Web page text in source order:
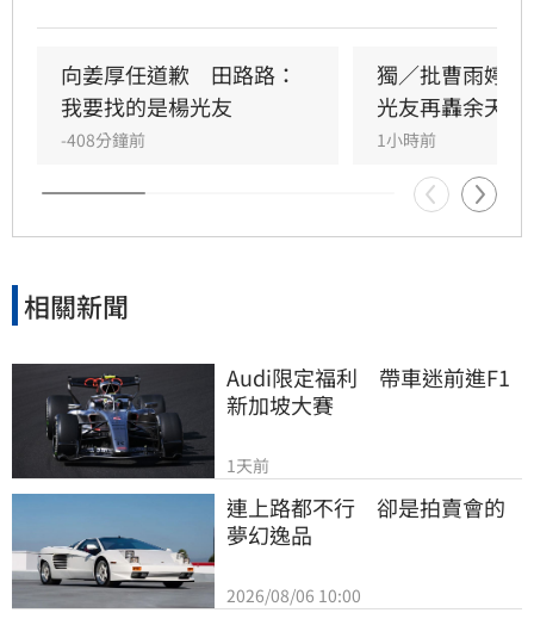
德出面緩頰，建議田路路應先安頓好生活，並提
議透過口述歷史記錄資深藝人的故事。許常德同
時批評現任理事長曹雨婷不應神隱，呼籲工會應
展現具體作為照顧資深藝人，而非僅提供勞健保
功能。整起事件引發關注，田路路則強調目前先
處理身體狀況，後續發展仍待觀察。
向姜厚任道歉　田路路：
我要找的是楊光友
-408分鐘前
獨／批曹雨婷
光友再轟余天工
1小時前
相關新聞
Audi限定福利　帶車迷前進F1
新加坡大賽
1天前
連上路都不行　卻是拍賣會的
夢幻逸品
2026/08/06 10:00